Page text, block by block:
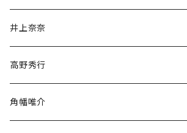
文学・小説・物語
随筆・ノンフィクション・その他
井上奈奈
高野秀行
角幡唯介